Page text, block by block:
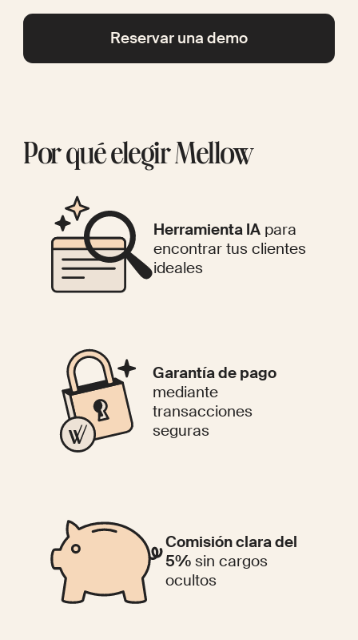
Reservar una demo
Por qué elegir Mellow
Herramienta IA para
encontrar tus clientes
ideales
Garantía de pago
mediante
transacciones
seguras
Comisión clara del
5% sin cargos
ocultos